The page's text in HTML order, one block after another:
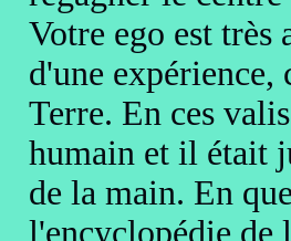
Votre ego est très
d'une expérience,
Terre. En ces
humain et il était
de la main. En
l'encyclopédie de